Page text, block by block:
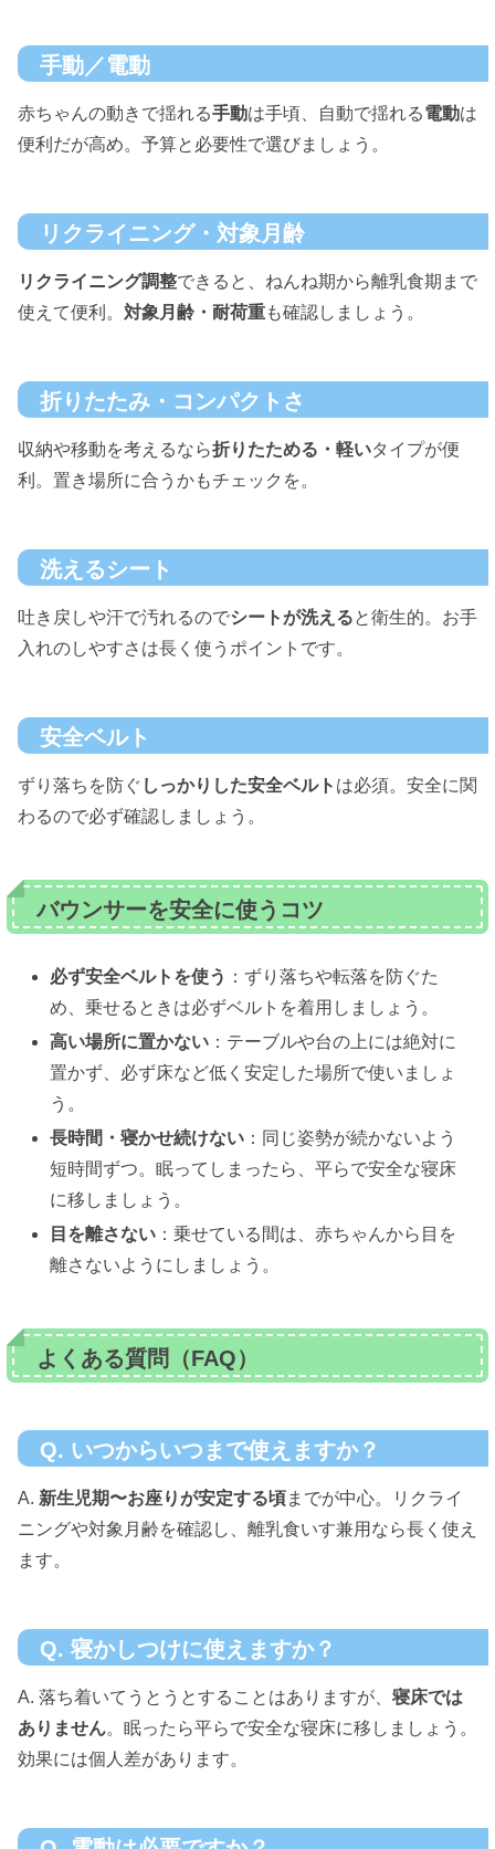
手動／電動
赤ちゃんの動きで揺れる手動は手頃、自動で揺れる電動は
便利だが高め。予算と必要性で選びましょう。
リクライニング・対象月齢
リクライニング調整できると、ねんね期から離乳食期まで
使えて便利。 対象月齢・耐荷重も確認しましょう。
折りたたみ・コンパクトさ
収納や移動を考えるなら折りたためる・軽いタイプが便
利。置き場所に合うかもチェックを。
洗えるシート
吐き戻しや汗で汚れるのでシートが洗えると衛生的。お手
入れのしやすさは長く使うポイントです。
安全ベルト
ずり落ちを防ぐ しっかりした安全ベルト は必須。安全に関
わるので必ず確認しましょう。
バウンサーを安全に使うコツ
必ず安全ベルトを使う ：ずり落ちや転落を防ぐた
め、乗せるときは必ずベルトを着用しましょう。
高い場所に置かない ：テーブルや台の上には絶対に
置かず、必ず床など低く安定した場所で使いましょ
う。
長時間・寝かせ続けない ：同じ姿勢が続かないよう
短時間ずつ。眠ってしまったら、平らで安全な寝床
に移しましょう。
目を離さない ：乗せている間は、赤ちゃんから目を
離さないようにしましょう。
よくある質問（FAQ）
Q. いつからいつまで使えますか？
A. 新生児期〜お座りが安定する頃までが中心。リクライ
ニングや対象月齢を確認し、離乳食いす兼用なら長く使え
ます。
Q. 寝かしつけに使えますか？
A. 落ち着いてうとうとすることはありますが、 寝床では
ありません。眠ったら平らで安全な寝床に移しましょう。
効果には個人差があります。